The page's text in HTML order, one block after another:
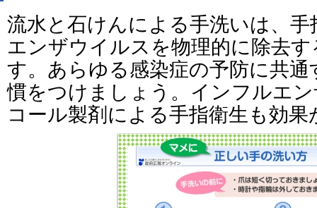
流水と石けんによる手洗いは、
エンザウイルスを物理的に除去
す。あらゆる感染症の予防に共
慣をつけましょう。インフルエ
コール製剤による手指衛生も効